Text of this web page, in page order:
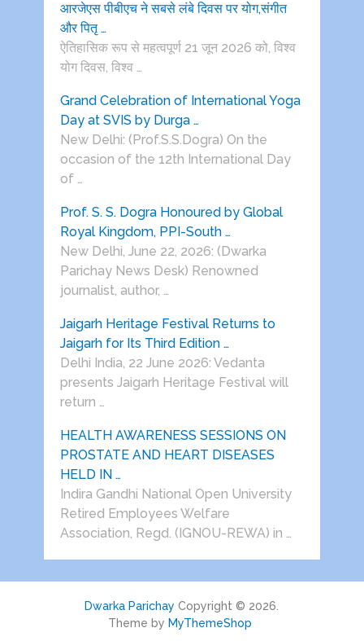
आरजेएस पीबीएच ने सबसे लंबे दिवस पर योग,संगीत
और पितृ …
ऐतिहासिक रूप से महत्वपूर्ण 21 जून 2026 को, विश्व
योग दिवस, विश्व …
Grand Celebration of International Yoga
Day at SVIS by Durga …
New Delhi: (Prof.S.S.Dogra) On the
occasion of the 12th International Day
of …
Prof. S. S. Dogra Honoured by Global
Royal Kingdom, PPI-South …
New Delhi, June 22, 2026: (Dwarka
Parichay News Desk) Renowned
journalist, author, …
Jaigarh Heritage Festival Returns to
Jaigarh for Its Third Edition …
Delhi India, 22 June 2026: Vedanta
presents Jaigarh Heritage Festival will
return …
HEALTH AWARENESS SESSIONS ON
PROSTATE AND HEART DISEASES
HELD IN …
Indira Gandhi National Open University
Retired Employees Welfare
Association, Regd. (IGNOU-REWA) in …
Dwarka Parichay Copyright © 2026.
Theme by MyThemeShop